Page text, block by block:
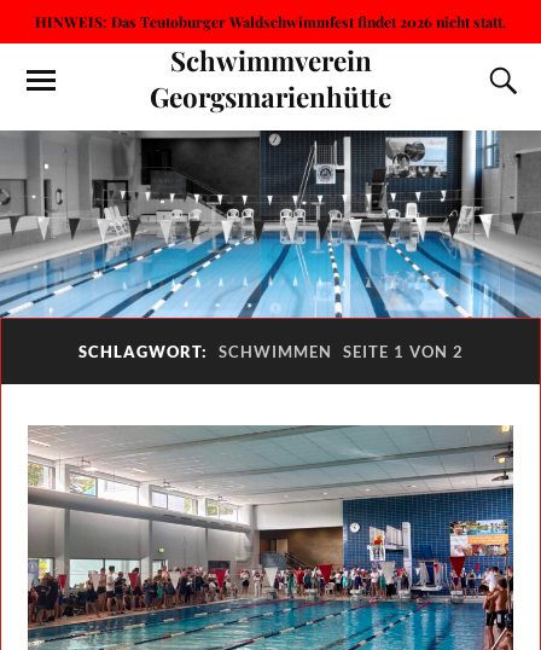
HINWEIS: Das Teutoburger Waldschwimmfest findet 2026 nicht statt.
Schwimmverein
Georgsmarienhütte
SCHLAGWORT: SCHWIMMEN SEITE 1 VON 2